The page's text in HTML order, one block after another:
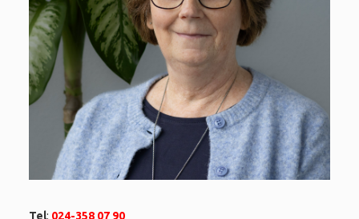
Tel: 024-358 07 90